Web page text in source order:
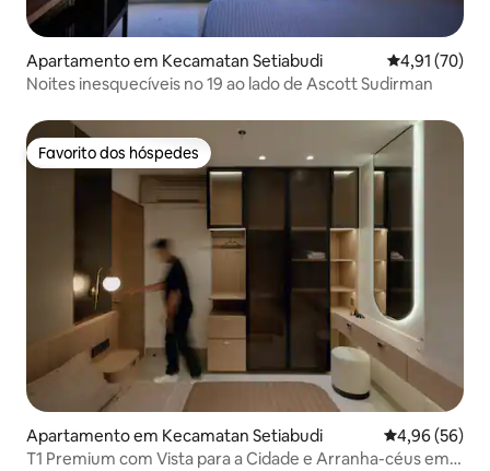
Apartamento em Kecamatan Setiabudi Classificação
4,91 (70)
Noites inesquecíveis no 19 ao lado de Ascott Sudirman
Favorito dos hóspedes
Favorito dos hóspedes
Apartamento em Kecamatan Setiabudi Classificação
4,96 (56)
T1 Premium com Vista para a Cidade e Arranha-céus em